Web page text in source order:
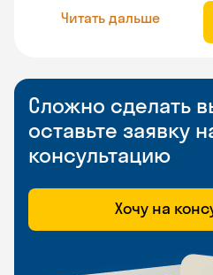
Читать дальше
Сложно сделать
оставьте заявку
консультацию
Хочу на